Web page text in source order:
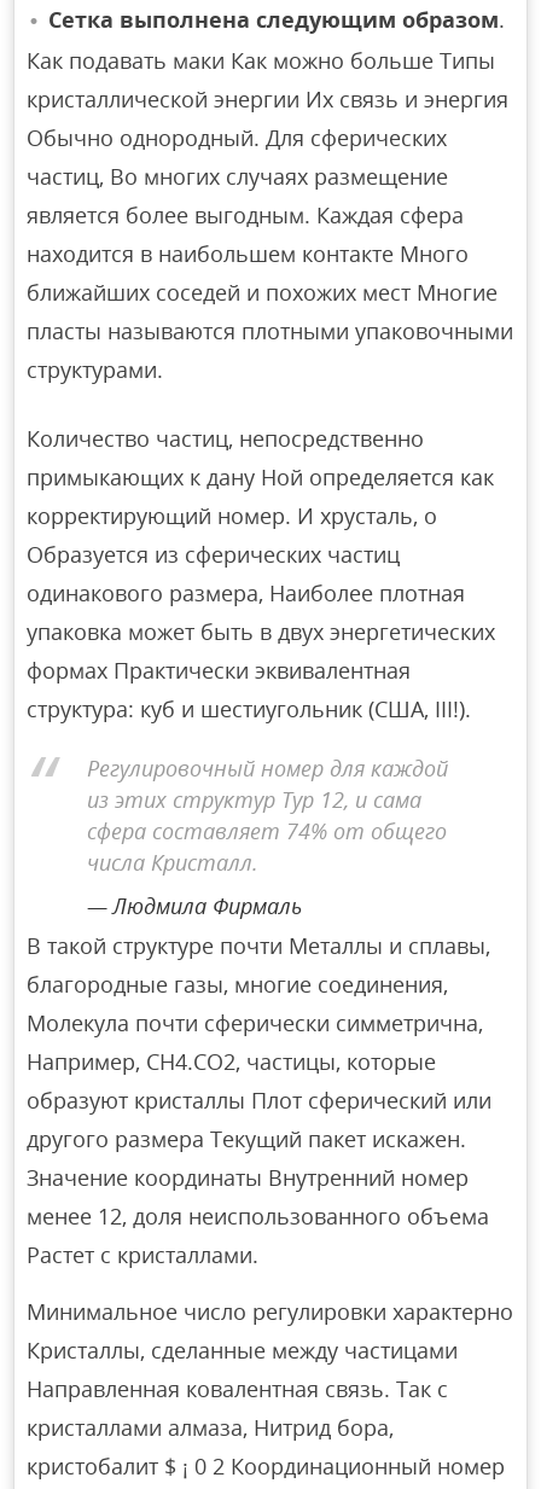
Сетка выполнена следующим образом.
Как подавать маки Как можно больше Типы
кристаллической энергии Их связь и энергия
Обычно однородный. Для сферических
частиц, Во многих случаях размещение
является более выгодным. Каждая сфера
находится в наибольшем контакте Много
ближайших соседей и похожих мест Многие
пласты называются плотными упаковочными
структурами.
Количество частиц, непосредственно
примыкающих к дану Ной определяется как
корректирующий номер. И хрусталь, о
Образуется из сферических частиц
одинакового размера, Наиболее плотная
упаковка может быть в двух энергетических
формах Практически эквивалентная
структура: куб и шестиугольник (США, III!).
Регулировочный номер для каждой
из этих структур Тур 12, и сама
сфера составляет 74% от общего
числа Кристалл.
Людмила Фирмаль
В такой структуре почти Металлы и сплавы,
благородные газы, многие соединения,
Молекула почти сферически симметрична,
Например, СН4.СО2, частицы, которые
образуют кристаллы Плот сферический или
другого размера Текущий пакет искажен.
Значение координаты Внутренний номер
менее 12, доля неиспользованного объема
Растет с кристаллами.
Минимальное число регулировки характерно
Кристаллы, сделанные между частицами
Направленная ковалентная связь. Так с
кристаллами алмаза, Нитрид бора,
кристобалит $ ¡ 0 2 Координационный номер